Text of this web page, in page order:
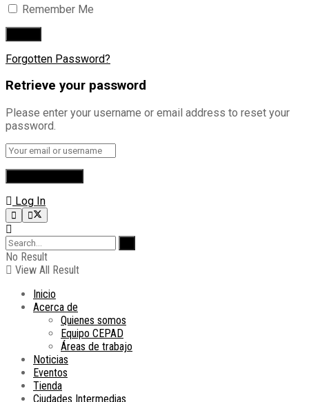
Remember Me
Forgotten Password?
Retrieve your password
Please enter your username or email address to reset your
password.
Log In
No Result
View All Result
Inicio
Acerca de
Quienes somos
Equipo CEPAD
Áreas de trabajo
Noticias
Eventos
Tienda
Ciudades Intermedias